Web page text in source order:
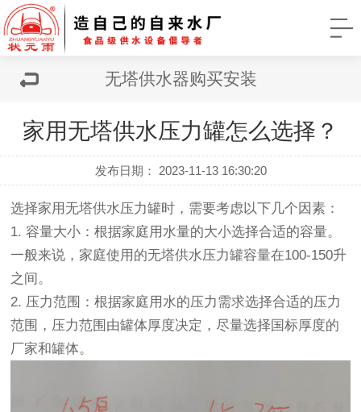
无塔供水器购买安装
家用无塔供水压力罐怎么选择？
发布日期： 2023-11-13 16:30:20
选择家用无塔供水压力罐时，需要考虑以下几个因素：
1. 容量大小：根据家庭用水量的大小选择合适的容量。
一般来说，家庭使用的无塔供水压力罐容量在100-150升
之间。
2. 压力范围：根据家庭用水的压力需求选择合适的压力
范围，压力范围由罐体厚度决定，尽量选择国标厚度的
厂家和罐体。